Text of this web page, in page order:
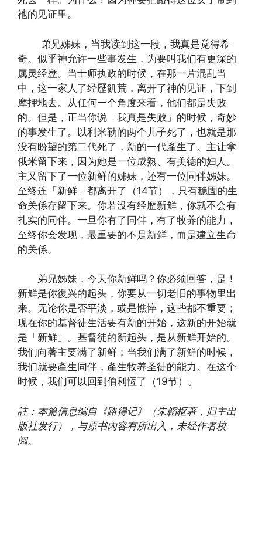
祂的见证里。
弟兄姊妹，当我读到这一段，我真是觉得希
奇。似乎神允许一些事发生，为要叫我们有更深的
属灵经歷。当士师执政的时候，在那一片混乱当
中，这一家人了经歷飢荒，离开了神的见证，下到
摩押地去。从任何一个角度来看，他们都是失败
的。但是，正当你说「我真是失败」的时候，奇妙
的事发生了。以利米勒的两个儿子死了，也就是那
没有盼望的第二代死了，新的一代產生了。主让拿
俄米留下来，因为她是一位成熟、有美德的妇人。
主又留下了一位新鲜的姊妹，还有一位同伴姊妹。
至终连「新鲜」都离开了（14节），只有稳固的生
命关係存留下来。你若没有经歷新鲜，你就不会有
扎实的同伴。一旦你有了同伴，有了牧养的能力，
至终你会发现，最重要的不是新鲜，而是建立生命
的关係。
弟兄姊妹，今天你新鲜吗？你必须回答，是！
新鲜是你復兴的起头，你要从一切老旧的事物里出
来。无论你是否平淡，或是憔悴，这些都不重要；
现在你的基督徒生活要有新的开始，这新的开始就
是「新鲜」。基督徒的新起头，是从新鲜开始的。
我们向著主要满了新鲜；当我们满了新鲜的时候，
我们就要產生同伴，產生牧养圣徒的能力。在这个
时候，我们可以回到伯利恆了（19节）。
註：本篇信息编自《路得记》（朱韜枢著，归主出
版社发行），与原书內容有所出入，未经作者校
阅。